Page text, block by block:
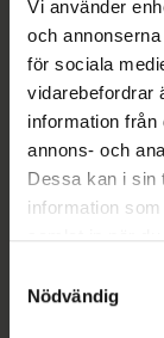
Vi använder
och
för sociala
vidarebefordrar
information från
annons- och
Dessa kan i sin
information
samlat in när
återkalla ditt
Nödvändig
Jämförpris
EAN:
Kategorier:
French